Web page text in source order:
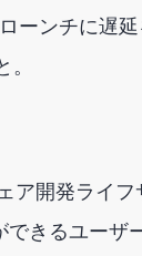
ーンチに遅
ア開発ライ
きるユー